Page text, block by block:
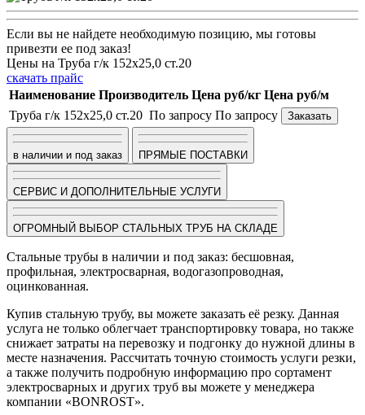
Если вы не найдете необходимую позицию, мы готовы
привезти ее под заказ!
Цены на Труба г/к 152х25,0 ст.20
скачать прайс
Наименование Производитель Цена руб/кг Цена руб/м
Труба г/к 152х25,0 ст.20 По запросу По запросу Заказать
в наличии и под заказ ПРЯМЫЕ ПОСТАВКИ
СЕРВИС И ДОПОЛНИТЕЛЬНЫЕ УСЛУГИ
ОГРОМНЫЙ ВЫБОР СТАЛЬНЫХ ТРУБ НА СКЛАДЕ
Стальные трубы в наличии и под заказ: бесшовная,
профильная, электросварная, водогазопроводная,
оцинкованная.
Купив стальную трубу, вы можете заказать её резку. Данная
услуга не только облегчает транспортировку товара, но также
снижает затраты на перевозку и подгонку до нужной длины в
месте назначения. Рассчитать точную стоимость услуги резки,
а также получить подробную информацию про сортамент
электросварных и других труб вы можете у менеджера
компании «BONROST».